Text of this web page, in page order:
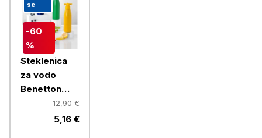
se
-60
%
Steklenica
za vodo
Benetton
Rainbow 750
ml, rumena
12,90 €
5,16 €